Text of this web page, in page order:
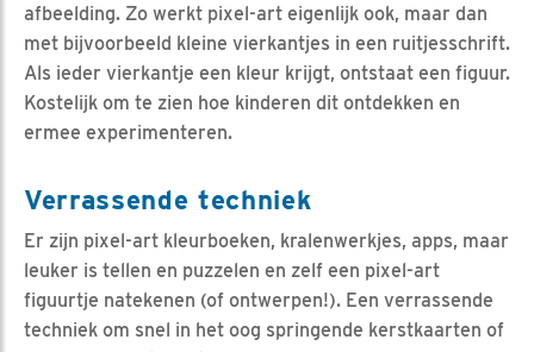
afbeelding. Zo werkt pixel-art eigenlijk ook, maar dan
met bijvoorbeeld kleine vierkantjes in een ruitjesschrift.
Als ieder vierkantje een kleur krijgt, ontstaat een figuur.
Kostelijk om te zien hoe kinderen dit ontdekken en
ermee experimenteren.
Verrassende techniek
Er zijn pixel-art kleurboeken, kralenwerkjes, apps, maar
leuker is tellen en puzzelen en zelf een pixel-art
figuurtje natekenen (of ontwerpen!). Een verrassende
techniek om snel in het oog springende kerstkaarten of